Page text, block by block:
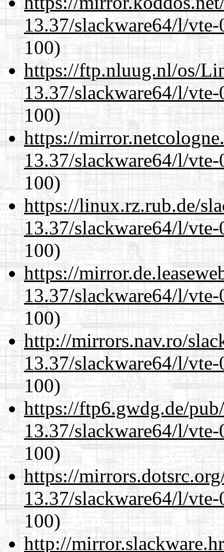
13.37/slackware64/l/
100)
https://ftp.nluug.nl/os/
13.37/slackware64/l/
100)
https://
13.37/slackware64/l/
100)
https://linux.rz.rub.de/
13.37/slackware64/l/
100)
https://
13.37/slackware64/l/
100)
http://mirrors.nav.ro/
13.37/slackware64/l/
100)
https://ftp6.gwdg.de/
13.37/slackware64/l/
100)
https://
13.37/slackware64/l/
100)
http://